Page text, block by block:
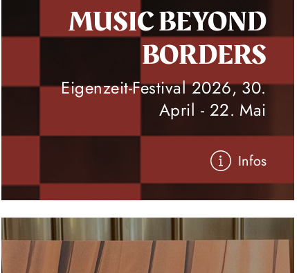
MUSIC BEYOND
BORDERS
Eigenzeit-Festival 2026, 30.
April - 22. Mai
Infos